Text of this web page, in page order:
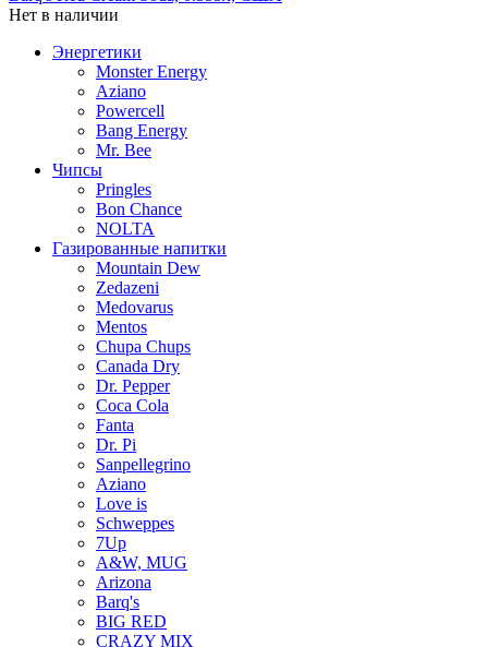
Нет в наличии
Энергетики
Monster Energy
Aziano
Powercell
Bang Energy
Mr. Bee
Чипсы
Pringles
Bon Chance
NOLTA
Газированные напитки
Mountain Dew
Zedazeni
Medovarus
Mentos
Chupa Chups
Canada Dry
Dr. Pepper
Coca Cola
Fanta
Dr. Pi
Sanpellegrino
Aziano
Love is
Schweppes
7Up
A&W, MUG
Arizona
Barq's
BIG RED
CRAZY MIX